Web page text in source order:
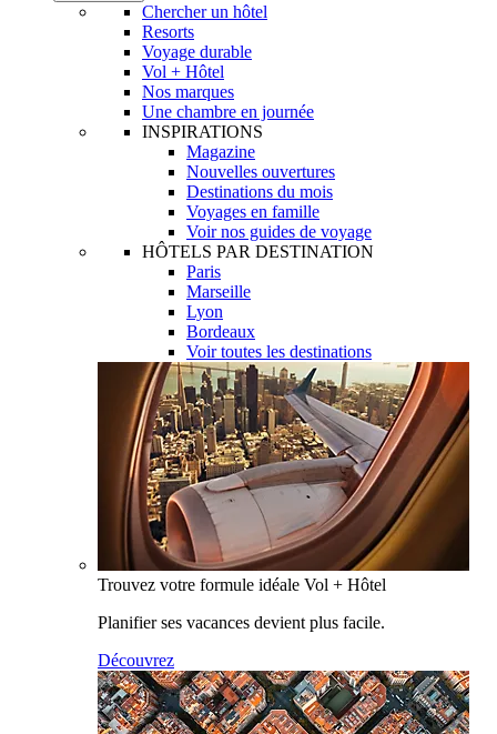
Chercher un hôtel
Resorts
Voyage durable
Vol + Hôtel
Nos marques
Une chambre en journée
INSPIRATIONS
Magazine
Nouvelles ouvertures
Destinations du mois
Voyages en famille
Voir nos guides de voyage
HÔTELS PAR DESTINATION
Paris
Marseille
Lyon
Bordeaux
Voir toutes les destinations
Trouvez votre formule idéale Vol + Hôtel
Planifier ses vacances devient plus facile.
Découvrez